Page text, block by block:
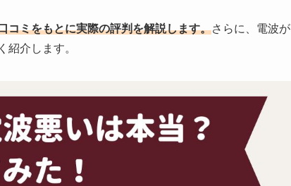
コミをもとに実際の評判を解説します。さらに、電波が
紹介します。